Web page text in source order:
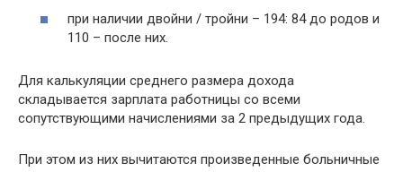
при наличии двойни / тройни – 194: 84 до родов и
110 – после них.
Для калькуляции среднего размера дохода
складывается зарплата работницы со всеми
сопутствующими начислениями за 2 предыдущих года.
При этом из них вычитаются произведенные больничные